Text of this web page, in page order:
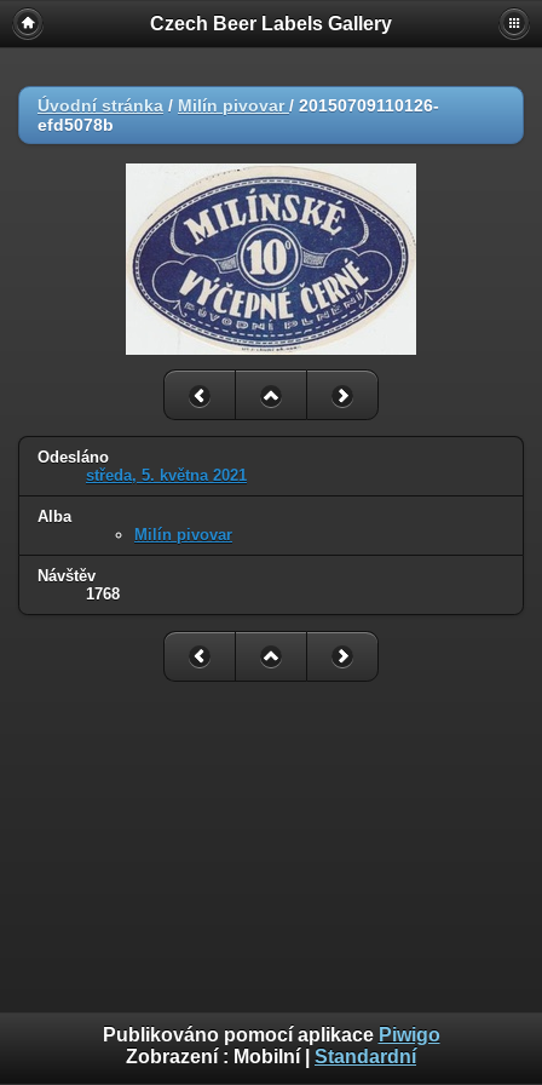
Czech Beer Labels Gallery
Úvodní stránka / Milín pivovar/ 20150709110126-
efd5078b
Odesláno
středa, 5. května 2021
Alba
Milín pivovar
Návštěv
1768
Publikováno pomocí aplikace Piwigo
Zobrazení : Mobilní Standardní